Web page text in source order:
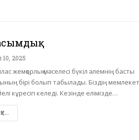
2025
жемқорлық мәселесі бүкіл әлемнің басты
бірі болып табылады. Біздің
кұресіп келеді. Кезінде елімізде…